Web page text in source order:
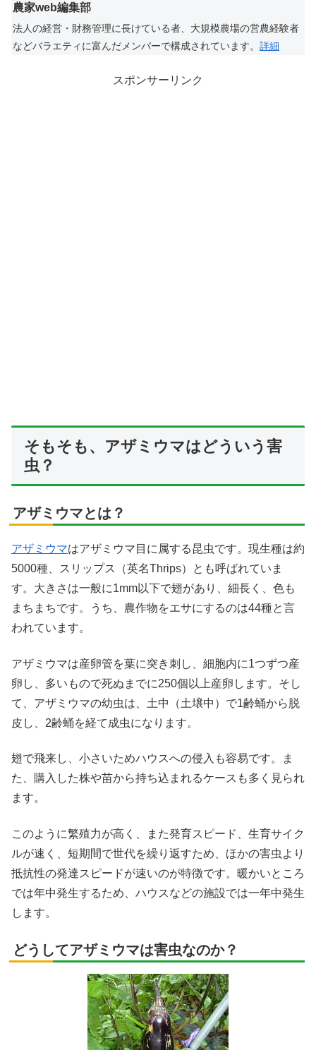
農家web編集部
法人の経営・財務管理に長けている者、大規模農場の営農経験者
などバラエティに富んだメンバーで構成されています。 詳細
スポンサーリンク
そもそも、アザミウマはどういう害
虫？
アザミウマとは？
アザミウマはアザミウマ目に属する昆虫です。現生種は約
5000種、スリップス（英名Thrips）とも呼ばれていま
す。大きさは一般に1mm以下で翅があり、細長く、色も
まちまちです。うち、農作物をエサにするのは44種と言
われています。
アザミウマは産卵管を葉に突き刺し、細胞内に1つずつ産
卵し、多いもので死ぬまでに250個以上産卵します。そし
て、アザミウマの幼虫は、土中（土壌中）で1齢蛹から脱
皮し、2齢蛹を経て成虫になります。
翅で飛来し、小さいためハウスへの侵入も容易です。ま
た、購入した株や苗から持ち込まれるケースも多く見られ
ます。
このように繁殖力が高く、また発育スピード、生育サイク
ルが速く、短期間で世代を繰り返すため、ほかの害虫より
抵抗性の発達スピードが速いのが特徴です。暖かいところ
では年中発生するため、ハウスなどの施設では一年中発生
します。
どうしてアザミウマは害虫なのか？